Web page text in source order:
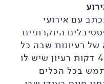
עם אירועי
היוקרתיים
רעיונות שבה כל
משתתף מציג לכיתה במשך 4 דקות רעיון שיש לו
בכל הכלים